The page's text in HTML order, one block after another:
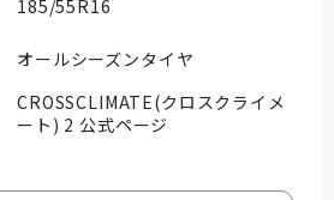
185/55R16
オールシーズンタイヤ
CROSSCLIMATE(クロスクライメ
ート) 2 公式ページ